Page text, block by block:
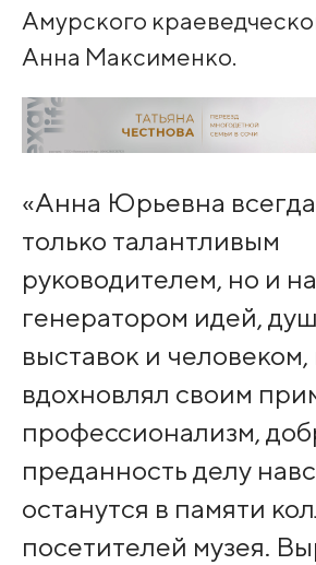
Амурского
Анна Максименко.
«Анна Юрьевна
только талантливым
руководителем, но и
генератором идей,
выставок и
вдохновлял своим
профессионализм,
преданность делу
останутся в памяти
посетителей музея.